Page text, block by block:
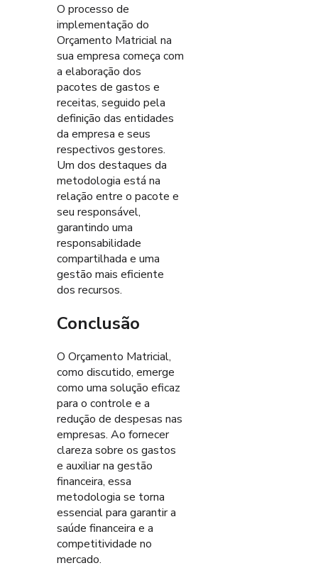
O processo de
implementação do
Orçamento Matricial na
sua empresa começa com
a elaboração dos
pacotes de gastos e
receitas, seguido pela
definição das entidades
da empresa e seus
respectivos gestores.
Um dos destaques da
metodologia está na
relação entre o pacote e
seu responsável,
garantindo uma
responsabilidade
compartilhada e uma
gestão mais eficiente
dos recursos.
Conclusão
O Orçamento Matricial,
como discutido, emerge
como uma solução eficaz
para o controle e a
redução de despesas nas
empresas. Ao fornecer
clareza sobre os gastos
e auxiliar na gestão
financeira, essa
metodologia se torna
essencial para garantir a
saúde financeira e a
competitividade no
mercado.